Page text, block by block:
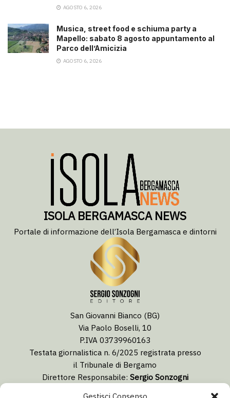
AGOSTO 6, 2026
Musica, street food e schiuma party a
Mapello: sabato 8 agosto appuntamento al
Parco dell’Amicizia
AGOSTO 6, 2026
ISOLA BERGAMASCA NEWS
Portale di informazione dell’Isola Bergamasca e dintorni
San Giovanni Bianco (BG)
Via Paolo Boselli, 10
P.IVA 03739960163
Testata giornalistica n. 6/2025 registrata presso
il Tribunale di Bergamo
Direttore Responsabile: Sergio Sonzogni